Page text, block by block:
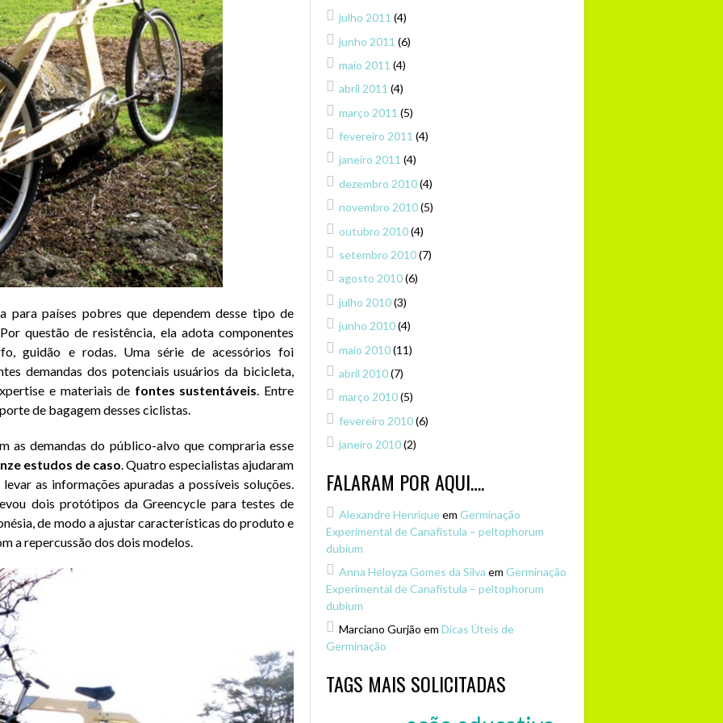
países pobres que dependem desse tipo de
questão de resistência, ela adota componentes
guidão e rodas. Uma série de acessórios foi
demandas dos potenciais usuários da bicicleta,
e materiais de fontes sustentáveis. Entre
de bagagem desses ciclistas.
as demandas do público-alvo que compraria esse
estudos de caso. Quatro especialistas ajudaram
as informações apuradas a possíveis soluções.
dois protótipos da Greencycle para testes de
de modo a ajustar características do produto e
a repercussão dos dois modelos.
julho 2011 (4)
junho 2011 (6)
maio 2011 (4)
abril 2011 (4)
março 2011 (5)
fevereiro 2011 (4)
janeiro 2011 (4)
dezembro 2010(4)
novembro 2010(5)
outubro 2010(4)
setembro 2010(7)
agosto 2010(6)
julho 2010(3)
junho 2010(4)
maio 2010(11)
abril 2010(7)
março 2010(5)
fevereiro 2010(6)
janeiro 2010(2)
FALARAM POR AQUI….
Alexandre Henriqueem Germinação
Experimental de Canafístula – peltophorum
dubium
Anna Heloyza Gomes da Silva em Germinação
Experimental de Canafístula – peltophorum
dubium
Marciano Gurjão em Dicas Úteis de
Germinação
TAGS MAIS SOLICITADAS